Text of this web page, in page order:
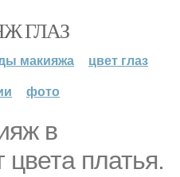
ГЛАЗ
макияжа
цвет глаз
фото
в
цвета платья.